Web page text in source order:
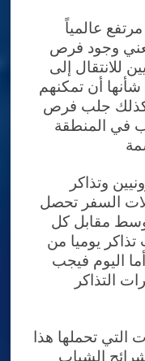
عالمياً
وجود فرص
للانتقال إلى
أن تمكنهم
جلب فرص
في المنطقة
وتذاكر
السفر تحصل
في المتوسط مقابل كل
يوميا من
اليوم فيجب
التذاكر
التي تحملها هذا
الشباب